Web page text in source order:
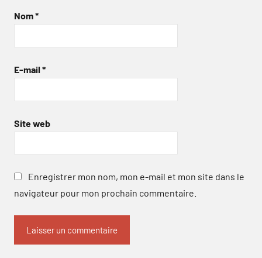
Nom*
E-mail *
Site web
Enregistrer mon nom, mon e-mail et mon site dans le
navigateur pour mon prochain commentaire.